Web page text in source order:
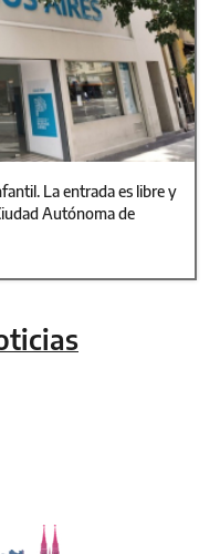
La entrada es libre y
Autónoma de